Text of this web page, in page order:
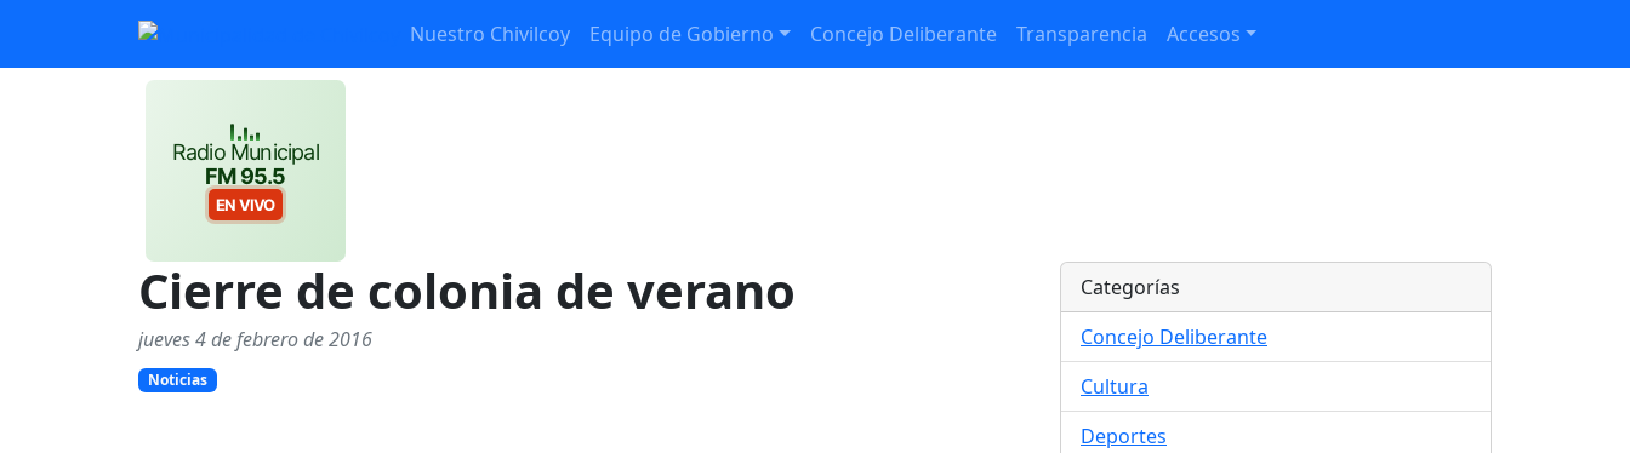
Nuestro Chivilcoy Equipo de Gobierno Concejo Deliberante Transparencia Accesos
Radio Municipal
FM 95.5
EN VIVO
Cierre de colonia de verano
jueves 4 de febrero de 2016
Noticias
Categorías
Concejo Deliberante
Cultura
Deportes